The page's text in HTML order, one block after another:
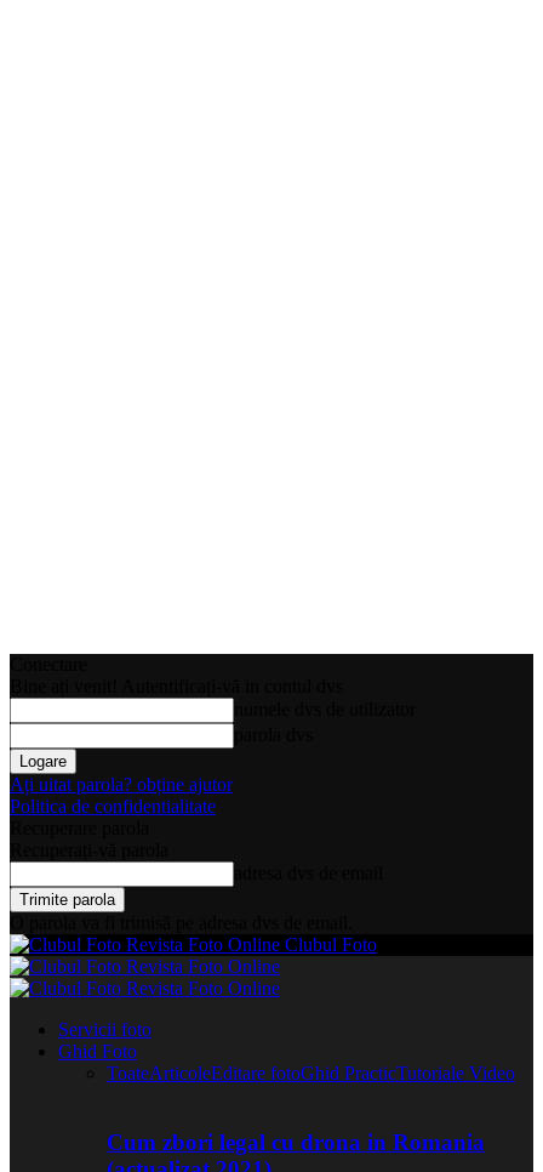
Ați uitat parola? obține ajutor
Politica de confidentialitate
Clubul Foto
Servicii foto
Ghid Foto
ToateArticoleEditare fotoGhid PracticTutoriale Video
Cum zbori legal cu drona in Romania